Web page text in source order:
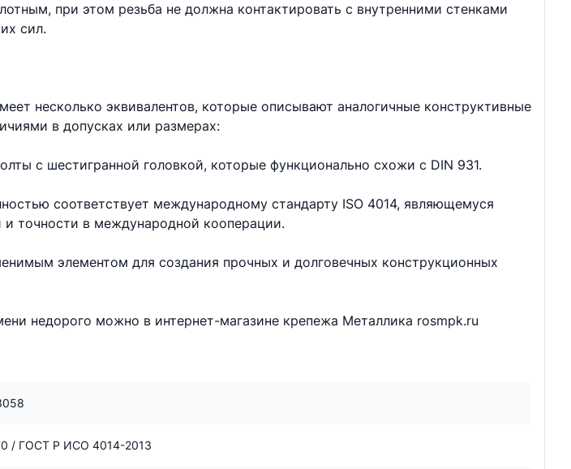
при этом резьба не должна контактировать с внутренними стенками
сил.
несколько эквивалентов, которые описывают аналогичные конструктивные
в допусках или размерах:
с шестигранной головкой, которые функционально схожи с DIN 931.
соответствует международному стандарту ISO 4014, являющемуся
и точности в международной кооперации.
элементом для создания прочных и долговечных конструкционных
недорого можно в интернет-магазине крепежа Металлика rosmpk.ru
/ ГОСТ Р ИСО 4014-2013